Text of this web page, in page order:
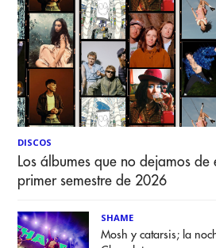
DISCOS
Los álbumes que no dejamos de
primer semestre de 2026
SHAME
Mosh y catarsis; la